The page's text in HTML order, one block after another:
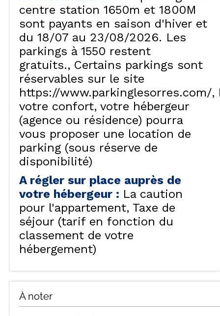
centre station 1650m et 1800M
sont payants en saison d'hiver et
du 18/07 au 23/08/2026. Les
parkings à 1550 restent
gratuits.
Certains parkings sont
réservables sur le site
https://www.parkinglesorres.com/
votre confort, votre hébergeur
(agence ou résidence) pourra
vous proposer une location de
parking (sous réserve de
disponibilité)
A régler sur place auprès de
votre hébergeur : La caution
pour l'appartement Taxe de
séjour (tarif en fonction du
classement de votre
hébergement)
À noter